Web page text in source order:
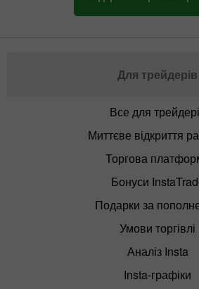
Для трейдерів
Все для
Миттєве відкриття
Торгова
Бонуси
Подарки за
Умови торгівлі
Аналіз Insta
Insta-графіки